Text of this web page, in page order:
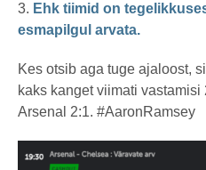
3. Ehk tiimid on
esmapilgul arvata.
Kes otsib aga tuge ajaloost,
kaks kanget viimati
Arsenal 2:1. #AaronRamsey